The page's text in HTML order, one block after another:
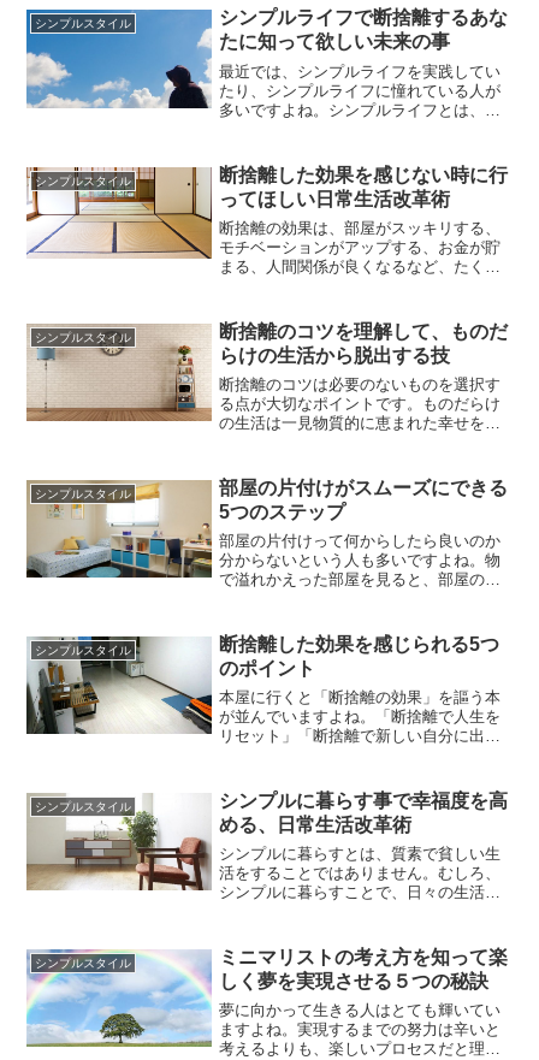
なかモノを増やさずに生活することがで
きないものですよね。気が付くと部屋の
なかが不要なモノでいっぱいになり、自
分のお金で買ったものや、思い出の...
シンプルスタイル
シンプルライフで断捨離するあな
たに知って欲しい未来の事
最近では、シンプルライフを実践してい
たり、シンプルライフに憧れている人が
多いですよね。シンプルライフとは、ひ
リとした空間で過ごすことです。今まさ
にシンプルライフを始めるべく断捨離し
ようと思っている人も少なくないのでは
ないでしょうか。ただなんとなく、...
シンプルスタイル
断捨離した効果を感じない時に行
ってほしい日常生活改革術
断捨離の効果は、部屋がスッキリする、
モチベーションがアップする、お金が貯
まる、人間関係が良くなるなど、たくさ
法で断捨離している人も多いのですよ
ね。でも、せっかく断捨離をしたのに効
果を実感できないなんて人も少なくない
のではないでしょうか。もしかした
ら、...
シンプルスタイル
断捨離のコツを理解して、ものだ
らけの生活から脱出する技
断捨離のコツは必要のないものを選択す
る点が大切なポイントです。ものだらけ
の生活は一見物質的に恵まれた幸せを感
わかるようになります。断捨離のコツを
まずは良く理解してみましょう。なんで
もかんでも捨ててしまっては生活が不便
になってしまいますよね。自分の人...
シンプルスタイル
部屋の片付けがスムーズにできる
5つのステップ
部屋の片付けって何からしたら良いのか
分からないという人も多いですよね。物
で溢れかえった部屋を見ると、部屋の片
のが、部屋の片付けは良くするのにすぐ
に散らかってしまうというお悩み。片付
けられない、すぐに散らかってしまうの
は部屋の片付けの基本を知らないか...
シンプルスタイル
断捨離した効果を感じられる5つ
のポイント
本屋に行くと「断捨離の効果」を謳う本
が並んでいますよね。「断捨離で人生を
リセット」「断捨離で新しい自分に出会
です。なんて言うと、「本当かいな」と
いう声が聞こえてきそうですね。このよ
うな本、手に取ってぱらぱらとめくって
みたけれど、いまいち信用すること...
シンプルスタイル
シンプルに暮らす事で幸福度を高
める、日常生活改革術
シンプルに暮らすとは、質素で貧しい生
活をすることではありません。むしろ、
シンプルに暮らすことで、日々の生活は
ね。一昔前ならいざ知らず、大抵のもの
であれば大した労力をせずとも手に入る
時代に生まれ育った私たちが、物質的な
豊かさで幸せを感じるなどどだい無理...
シンプルスタイル
ミニマリストの考え方を知って楽
しく夢を実現させる５つの秘訣
夢に向かって生きる人はとても輝いてい
ますよね。実現するまでの努力は辛いと
考えるよりも、楽しいプロセスだと理解